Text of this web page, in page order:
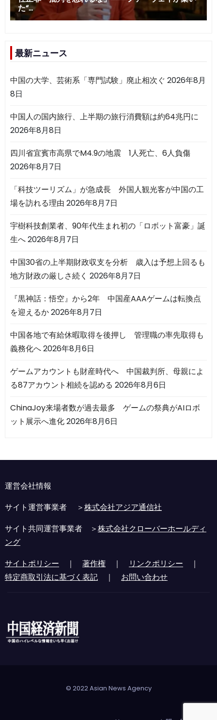
最新ニュース
中国の大学、芸術系「専門試験」廃止相次ぐ 2026年8月
8日
中国人の国内旅行、上半期の旅行消費額は約64兆円に
2026年8月8日
四川省宜賓市高県でM4.9の地震 1人死亡、6人負傷
2026年8月7日
「科技ツーリズム」が急成長 外国人観光客が中国の工
場を訪れる理由 2026年8月7日
宇樹科技創業者、90年代生まれ初の「ロボット富豪」誕
生へ2026年8月7日
中国30省の上半期財政収支を分析 歳入は予想上回るも
地方財政の厳しさ続く 2026年8月7日
『黒神話：悟空』から2年 中国産AAAゲームは転換点
を迎えるか2026年8月7日
中国各地で有給休暇取得を後押し 管理職の率先取得も
義務化へ2026年8月6日
ゲームアカウントも財産時代へ 中国裁判所、母親によ
る87アカウント相続を認める 2026年8月6日
ChinaJoy来場者数が過去最多 ゲームの祭典がAIロボ
ット展示へ進化2026年8月6日
運営会社情報
サイト運営事業者 ＞株式会社アジア通信社
サイト共同運営事業者 ＞株式会社クローバーホールディ
ング
サイトポリシー ｜ 著作権 ｜ リンクポリシー ｜
特定商取引法に基づく表記 ｜ お問い合わせ
© 2022 Asian News Agency